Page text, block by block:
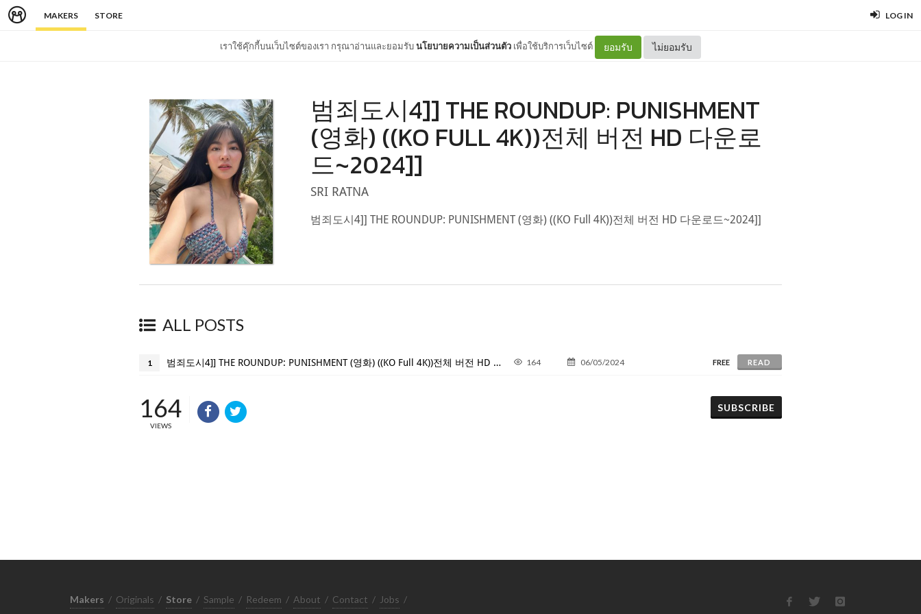
MAKERS STORE LOG IN
เราใช้คุ๊กกี้บนเว็บไซต์ของเรา กรุณาอ่านและยอมรับนโยบายความเป็นส่วนตัว เพื่อใช้บริการเว็บไซต์ ยอมรับ ไม่ยอมรับ
범죄도시4]] THE ROUNDUP: PUNISHMENT
(영화) ((KO FULL 4K))전체 버전 HD 다운로
드~2024]]
SRI RATNA
범죄도시4]] THE ROUNDUP: PUNISHMENT (영화) ((KO Full 4K))전체 버전 HD 다운로드~2024]]
ALL POSTS
1 범죄도시4]] THE ROUNDUP: PUNISHMENT (영화) ((KO Full 4K))전체 버전 HD 다운로드~2024]] 164 06/05/2024 FREE READ
164
VIEWS
SUBSCRIBE
Makers / Originals / Store / Sample / Redeem / About / Contact / Jobs /